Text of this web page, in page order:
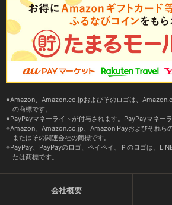
Amazon、Amazon.co.jpおよびそのロゴは、
の商標です。
PayPayマネーライトが付与されます。PayPayマネー
Amazon、Amazon.co.jp、Amazon Payおよびそれら
またはその関連会社の商標です。
PayPay、PayPayのロゴ、ペイペイ、Ｐのロゴは、
たは商標です。
会社概要